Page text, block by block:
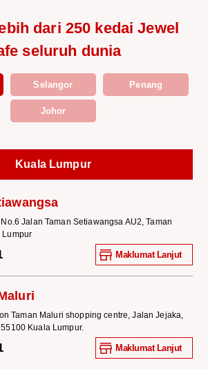
dari 250 kedai Jewel
seluruh dunia
Selangor Penang
Johor
Kuala Lumpur
Jalan Taman Setiawangsa AU2, Taman
Lumpur
Maklumat Lanjut
Taman Maluri shopping centre, Jalan Jejaka,
Kuala Lumpur.
Maklumat Lanjut